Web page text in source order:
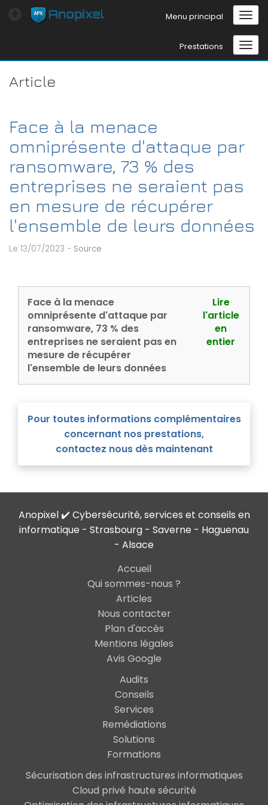
Menu principal
Prestations
Article
Face à la menace
omniprésente d'attaque par
ransomware, 73 % des
entreprises ne seraient pas
en mesure de récupérer
l'ensemble de leurs données
Le 13/07/2023 - Source
Face à la menace
omniprésente d'attaque par
ransomware, 73 % des
entreprises ne seraient pas en
mesure de récupérer
l'ensemble de leurs données
Lire
l'article
en
entier
Pour toutes informations complémentaires
concernant nos prestations,
contactez nous dès maintenant
Anopixel ✔️ Cybersécurité, services et conseils en
informatique - Strasbourg - Saverne - Haguenau
- Alsace
Accueil
Qui sommes-nous ?
Articles
Nous contacter
Plan d'accès
Mentions légales
Avis Google
Audits
Conseils
Services
Remédiations
Solutions
Formations
Sécurisation des infrastructures informatiques
Cloud privé haute sécurité